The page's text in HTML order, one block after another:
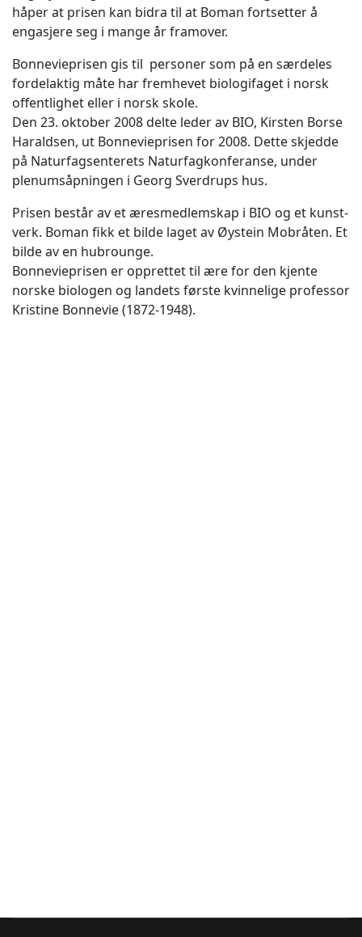
håper at prisen kan bidra til at Boman fortsetter å
engasjere seg i mange år framover.
Bonnevieprisen gis til personer som på en særdeles
fordelaktig måte har fremhevet biologifaget i norsk
offentlighet eller i norsk skole.
Den 23. oktober 2008 delte leder av BIO, Kirsten Borse
Haraldsen, ut Bonnevieprisen for 2008. Dette skjedde
på Naturfagsenterets Naturfagkonferanse, under
plenumsåpningen i Georg Sverdrups hus.
Prisen består av et æresmedlemskap i BIO og et kunst­
verk. Boman fikk et bilde laget av Øystein Mobråten. Et
bilde av en hubrounge.
Bonnevieprisen er opprettet til ære for den kjente
norske biologen og landets første kvinnelige professor
Kristine Bonnevie (1872-1948).